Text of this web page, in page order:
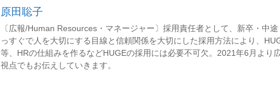
原田聡子
〔広報/Human Resources・マネージャー〕採用責任者として、新卒・中
っすぐで人を大切にする目線と信頼関係を大切にした採用方法により、
等、HRの仕組みを作るなどHUGEの採用には必要不可欠。2021年6月より
視点でもお伝えしていきます。